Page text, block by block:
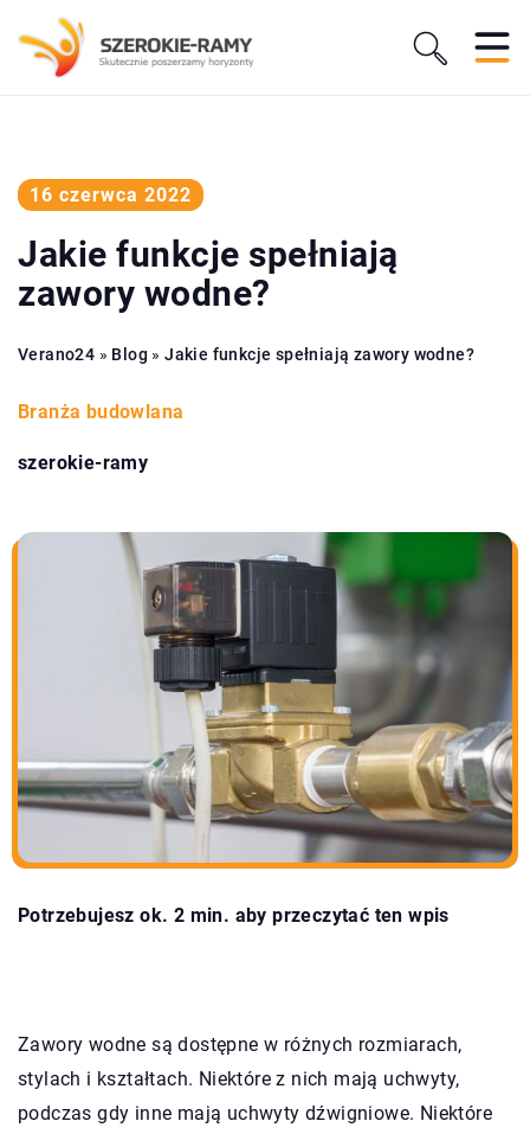
16 czerwca 2022
Jakie funkcje spełniają
zawory wodne?
Verano24 » Blog »Jakie funkcje spełniają zawory wodne?
Branża budowlana
szerokie-ramy
Potrzebujesz ok. 2 min. aby przeczytać ten wpis
Zawory wodne są dostępne w różnych rozmiarach,
stylach i kształtach. Niektóre z nich mają uchwyty,
podczas gdy inne mają uchwyty dźwigniowe. Niektóre